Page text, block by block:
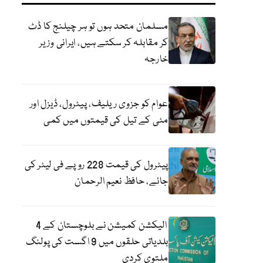
مسلمان متحد ہوں تو ہر چیلنج کا ڈٹ
کر مقابلہ کر سکتے ہیں، ایرانی وزیر
خارجہ
عوام کو جزوی ریلیف، پیٹرول، ڈیزل اور
مٹی کے تیل کی قیمتوں میں کمی
پیٹرول کی قیمت 228 روپے فی لیٹر کی
جائے، حافظ نعیم الرحمان
الیکشن کمیشن نے بلوچستان کے 4
بلدیاتی حلقوں میں 9 اگست کی پولنگ
ملتوی کردی